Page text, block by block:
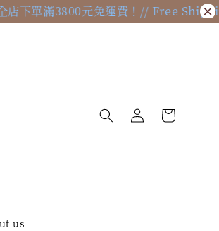
元免運費！// Free Shipping! // 全
us